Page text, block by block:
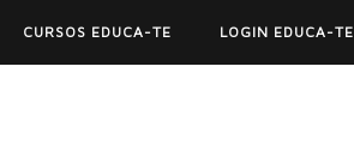
CURSOS EDUCA-TE LOGIN EDUCA-TE